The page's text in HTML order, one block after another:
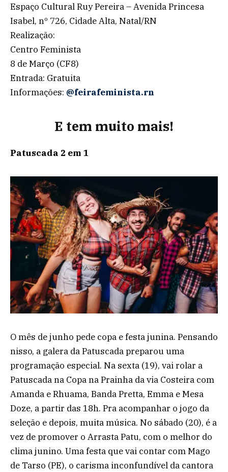
Espaço Cultural Ruy Pereira – Avenida Princesa
Isabel, nº 726, Cidade Alta, Natal/RN
Realização:
Centro Feminista
8 de Março (CF8)
Entrada: Gratuita
Informações: @feirafeminista.rn
E tem muito mais!
Patuscada 2 em 1
O mês de junho pede copa e festa junina. Pensando
nisso, a galera da Patuscada preparou uma
programação especial. Na sexta (19), vai rolar a
Patuscada na Copa na Prainha da via Costeira com
Amanda e Rhuama, Banda Pretta, Emma e Mesa
Doze, a partir das 18h. Pra acompanhar o jogo da
seleção e depois, muita música. No sábado (20), é a
vez de promover o Arrasta Patu, com o melhor do
clima junino. Uma festa que vai contar com Mago
de Tarso (PE), o carisma inconfundível da cantora